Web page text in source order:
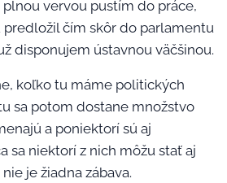
vervou pustím do práce,
čím skôr do parlamentu
disponujem ústavnou väčšinou.
koľko tu máme politických
sa potom dostane množstvo
a poniektorí sú aj
sa niektorí z nich môžu stať aj
je žiadna zábava.